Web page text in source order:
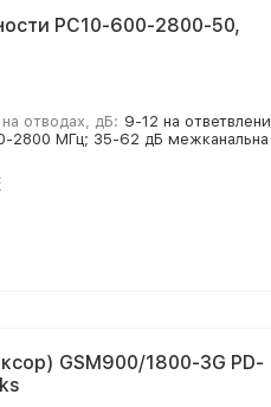
PC10-600-2800-50,
отводах, дБ: 9-12 на ответвлени
2800 МГц; 35-62 дБ межканальна
GSM900/1800-3G PD-